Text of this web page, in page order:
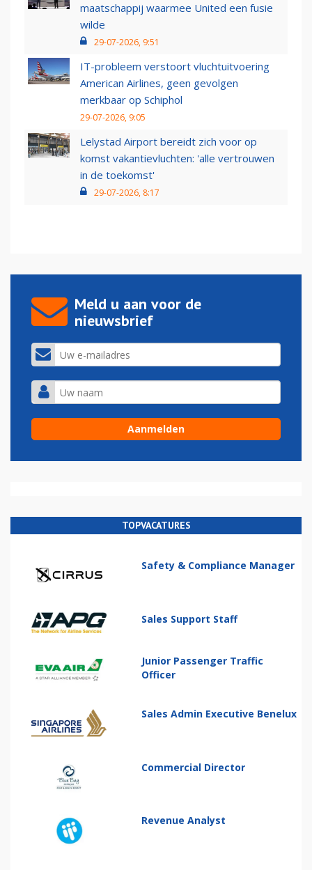
maatschappij waarmee United een fusie
wilde
29-07-2026, 9:51
IT-probleem verstoort vluchtuitvoering
American Airlines, geen gevolgen
merkbaar op Schiphol
29-07-2026, 9:05
Lelystad Airport bereidt zich voor op
komst vakantievluchten: 'alle vertrouwen
in de toekomst'
29-07-2026, 8:17
Meld u aan voor de
nieuwsbrief
TOPVACATURES
Safety & Compliance Manager
Sales Support Staff
Junior Passenger Traffic
Officer
Sales Admin Executive Benelux
Commercial Director
Revenue Analyst